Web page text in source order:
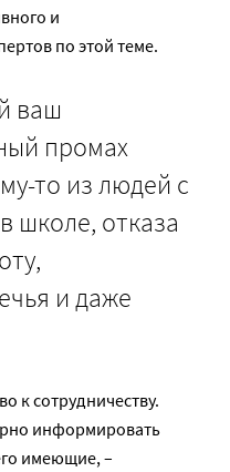
и
по этой теме.
ваш
промах
то из людей с
школе, отказа
и даже
к сотрудничеству.
информировать
имеющие, –